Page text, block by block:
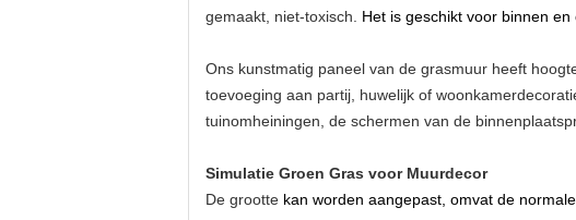
gemaakt, niet-toxisch. Het is geschikt voor binnen
Ons kunstmatig paneel van de grasmuur heeft
toevoeging aan partij, huwelijk of
tuinomheiningen, de schermen van de
Simulatie Groen Gras voor Muurdecor
De grootte kan worden aangepast, omvat de